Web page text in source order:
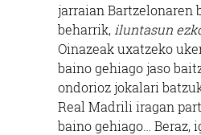
jarraian Bartzelonaren
beharrik, iluntasun
Oinazeak uxatzeko
baino gehiago jaso
ondorioz jokalari
Real Madrili iragan
baino gehiago… Beraz,